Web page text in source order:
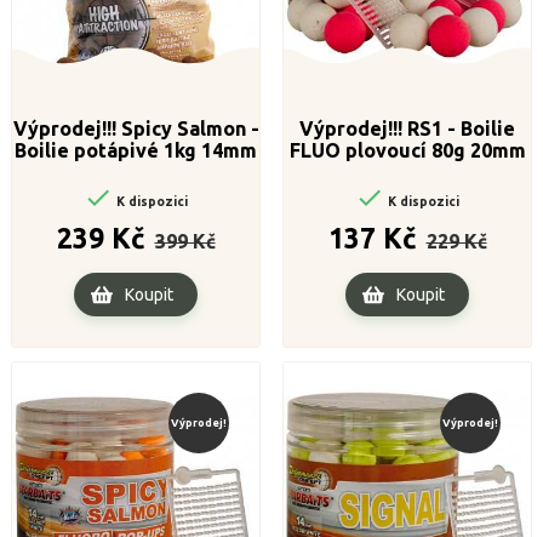
Výprodej!!! Spicy Salmon -
Boilie potápivé 1kg 14mm
 K dispozici
239 Kč cena
399 Kč
Koupit
Výprodej!!! RS1 - Boilie
FLUO plovoucí 80g 20mm
 K dispozici
137 Kč cena
229 Kč
Koupit
Výprodej! Výprodej!